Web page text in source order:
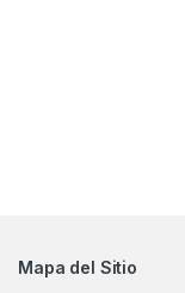
Mapa del Sitio